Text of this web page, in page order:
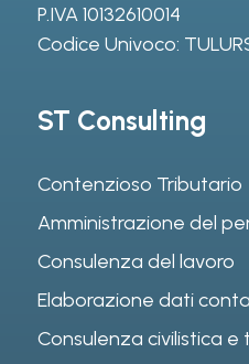
P.IVA 10132610014
Codice Univoco:
ST Consulting
Contenzioso Tributario
Amministrazione del
Consulenza del lavoro
Elaborazione dati
Consulenza civilistica e